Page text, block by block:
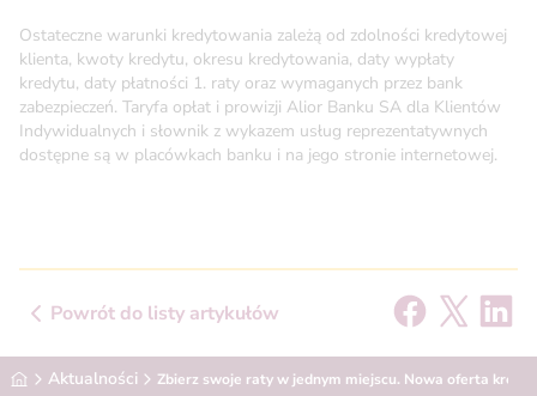
Ostateczne warunki kredytowania zależą od zdolności kredytowej
klienta, kwoty kredytu, okresu kredytowania, daty wypłaty
kredytu, daty płatności 1. raty oraz wymaganych przez bank
zabezpieczeń. Taryfa opłat i prowizji Alior Banku SA dla Klientów
Indywidualnych i słownik z wykazem usług reprezentatywnych
dostępne są w placówkach banku i na jego stronie internetowej.
Powrót do listy artykułów
Alior Bank
Aktualności Zbierz swoje raty w jednym miejscu. Nowa oferta